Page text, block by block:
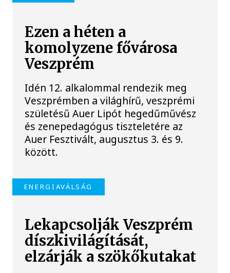
Ezen a héten a
komolyzene fővárosa
Veszprém
Idén 12. alkalommal rendezik meg
Veszprémben a világhírű, veszprémi
születésű Auer Lipót hegedűművész
és zenepedagógus tiszteletére az
Auer Fesztivált, augusztus 3. és 9.
között.
ENERGIAVÁLSÁG
Lekapcsolják Veszprém
díszkivilágítását,
elzárják a szökőkutakat